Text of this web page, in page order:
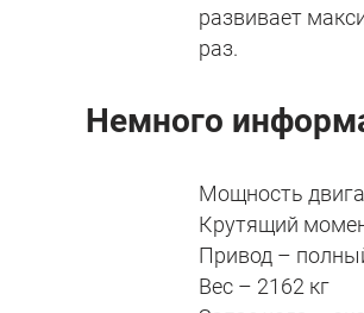
развивает
раз.
Немного
Мощность
Крутящий
Привод –
Вес – 2162 кг